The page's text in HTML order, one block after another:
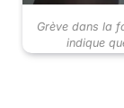
Grève dans la
indique